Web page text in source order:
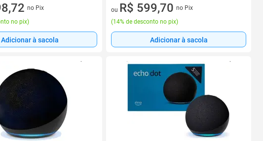
sem jurosno Pix
no pix)
Adicionar à sacola
10 vez de R$ 69,73 sem juros
ou R$ 599,70 no Pix
(14% de desconto no pix)
Adicionar à sacola